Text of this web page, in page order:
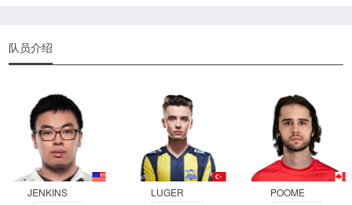
队员介绍
JENKINS
LUGER
POOME